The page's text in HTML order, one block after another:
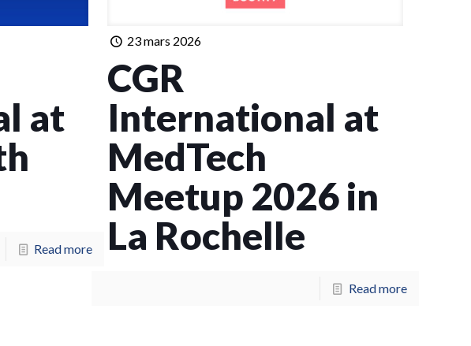
at
Read more
23 mars 2026
CGR
International at
MedTech
Meetup 2026 in
La Rochelle
Read more